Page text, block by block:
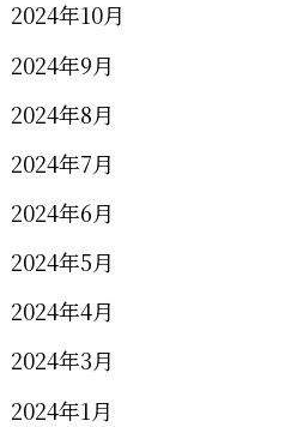
2024年10月
2024年9月
2024年8月
2024年7月
2024年6月
2024年5月
2024年4月
2024年3月
2024年1月